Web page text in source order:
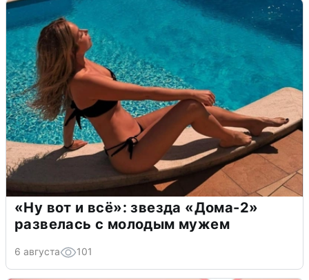
«Ну вот и всё»: звезда «Дома-2»
развелась с молодым мужем
6 августа 101